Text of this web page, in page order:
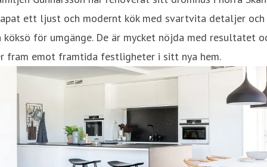
ett ljust och modernt kök med svartvita detaljer och
köksö för umgänge. De är mycket nöjda med resultatet
fram emot framtida festligheter i sitt nya hem.